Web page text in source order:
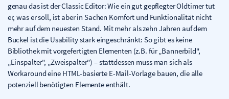
genau das ist der Classic Editor: Wie ein gut gepflegter Oldtimer tut
er, was er soll, ist aber in Sachen Komfort und Funktionalität nicht
mehr auf dem neuesten Stand. Mit mehr als zehn Jahren auf dem
Buckel ist die Usability stark eingeschränkt: So gibt es keine
Bibliothek mit vorgefertigten Elementen (z.B. für „Bannerbild",
„Einspalter", „Zweispalter") – stattdessen muss man sich als
Workaround eine HTML-basierte E-Mail-Vorlage bauen, die alle
potenziell benötigten Elemente enthält.